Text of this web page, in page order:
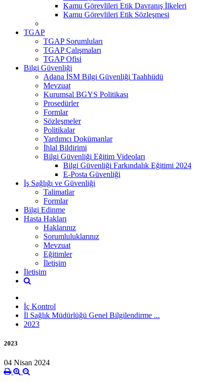
Kamu Görevlileri Etik Davranış İlkeleri
Kamu Görevlileri Etik Sözleşmesi
TGAP
TGAP Sorumluları
TGAP Çalışmaları
TGAP Ofisi
Bilgi Güvenliği
Adana İSM Bilgi Güvenliği Taahhüdü
Mevzuat
Kurumsal BGYS Politikası
Prosedürler
Formlar
Sözleşmeler
Politikalar
Yardımcı Dokümanlar
İhlal Bildirimi
Bilgi Güvenliği Eğitim Videoları
Bilgi Güvenliği Farkındalık Eğitimi 2024
E-Posta Güvenliği
İş Sağlığı ve Güvenliği
Talimatlar
Formlar
Bilgi Edinme
Hasta Hakları
Haklarınız
Sorumluluklarınız
Mevzuat
Eğitimler
İletişim
İletişim
İç Kontrol
İl Sağlık Müdürlüğü Genel Bilgilendirme ...
2023
2023
04 Nisan 2024